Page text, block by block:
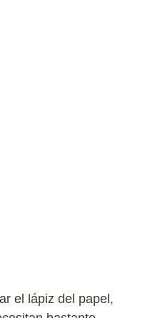
el lápiz del papel,